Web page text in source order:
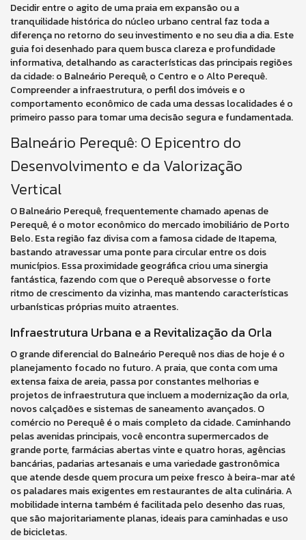
Decidir entre o agito de uma praia em expansão ou a
tranquilidade histórica do núcleo urbano central faz toda a
diferença no retorno do seu investimento e no seu dia a dia. Este
guia foi desenhado para quem busca clareza e profundidade
informativa, detalhando as características das principais regiões
da cidade: o Balneário Perequê, o Centro e o Alto Perequê.
Compreender a infraestrutura, o perfil dos imóveis e o
comportamento econômico de cada uma dessas localidades é o
primeiro passo para tomar uma decisão segura e fundamentada.
Balneário Perequê: O Epicentro do
Desenvolvimento e da Valorização
Vertical
O Balneário Perequê, frequentemente chamado apenas de
Perequê, é o motor econômico do mercado imobiliário de Porto
Belo. Esta região faz divisa com a famosa cidade de Itapema,
bastando atravessar uma ponte para circular entre os dois
municípios. Essa proximidade geográfica criou uma sinergia
fantástica, fazendo com que o Perequê absorvesse o forte
ritmo de crescimento da vizinha, mas mantendo características
urbanísticas próprias muito atraentes.
Infraestrutura Urbana e a Revitalização da Orla
O grande diferencial do Balneário Perequê nos dias de hoje é o
planejamento focado no futuro. A praia, que conta com uma
extensa faixa de areia, passa por constantes melhorias e
projetos de infraestrutura que incluem a modernização da orla,
novos calçadões e sistemas de saneamento avançados. O
comércio no Perequê é o mais completo da cidade. Caminhando
pelas avenidas principais, você encontra supermercados de
grande porte, farmácias abertas vinte e quatro horas, agências
bancárias, padarias artesanais e uma variedade gastronômica
que atende desde quem procura um peixe fresco à beira-mar até
os paladares mais exigentes em restaurantes de alta culinária. A
mobilidade interna também é facilitada pelo desenho das ruas,
que são majoritariamente planas, ideais para caminhadas e uso
de bicicletas.